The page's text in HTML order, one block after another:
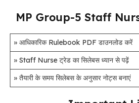
MP Group-5 Staff
» आधिकारिक Rulebook PDF डाउनलोड करें
» Staff Nurse ट्रेड का सिलेबस ध्यान से पढ़ें
» तैयारी के समय सिलेबस के अनुसार नोट्स बनाएं